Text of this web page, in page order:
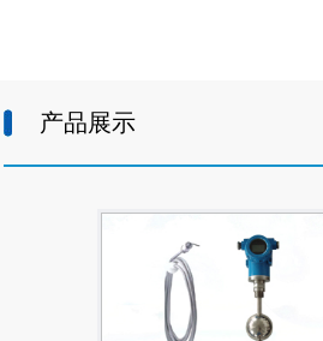
产品展示